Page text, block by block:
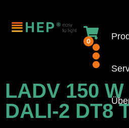
0
LADV 150 W
DALI-2 DT8